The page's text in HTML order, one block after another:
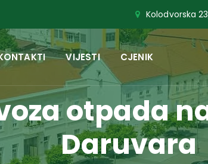
Kolodvorska
VIJESTI CJENIK
otpada
Daruvara